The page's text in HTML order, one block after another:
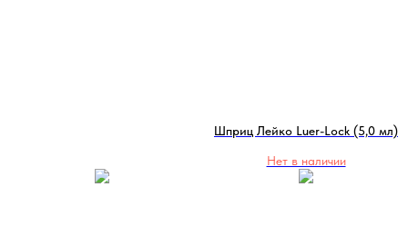
Шприц Лейко Luer-Lock (5,0 мл)
Нет в наличии